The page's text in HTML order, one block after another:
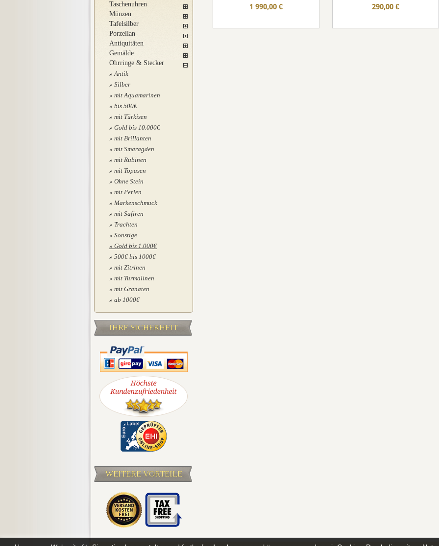
Taschenuhren
Münzen
Tafelsilber
Porzellan
Antiquitäten
Gemälde
Ohrringe & Stecker
Antik
Silber
mit Aquamarinen
bis 500€
mit Türkisen
Gold bis 10.000€
mit Brillanten
mit Smaragden
mit Rubinen
mit Topasen
Ohne Stein
mit Perlen
Markenschmuck
mit Safiren
Trachten
Sonstige
Gold bis 1.000€
500€ bis 1000€
mit Zitrinen
mit Turmalinen
mit Granaten
ab 1000€
IHRE SICHERHEIT
WEITERE VORTEILE
1 990,00 € 290,00 €